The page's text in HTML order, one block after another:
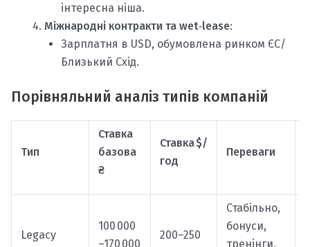
інтересна ніша.
Міжнародні контракти та wet‑lease:
Зарплатня в USD, обумовлена ринком ЄС/
Близький Схід.
Порівняльний аналіз типів компаній
Тип
Ставка
базова
₴
Ставка $/
год
Переваги
Legacy
100 000
–170 000
200–250
Стабільно,
бонуси,
тренінги,